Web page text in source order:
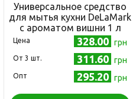
Универсальное средство
для мытья кухни DeLaMark
с ароматом вишни 1 л
Цена 328.00 грн
Oт 3 шт. 311.60 грн
Опт 295.20 грн